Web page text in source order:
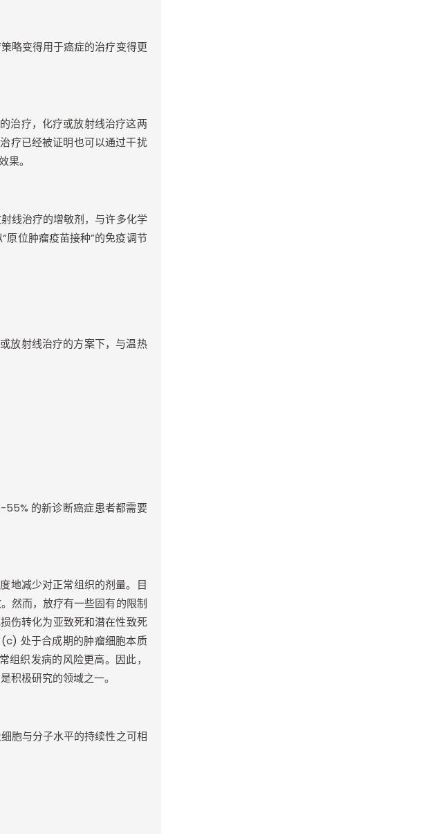
略变得用于癌症的治疗变得更
治疗，化疗或放射线治疗这两
疗已经被证明也可以通过干扰
果。
线治疗的增敏剂，与许多化学
原位肿瘤疫苗接种”的免疫调节
或放射线治疗的方案下，与温热
55% 的新诊断癌症患者都需要
地减少对正常组织的剂量。目
然而，放疗有一些固有的限制
伤转化为亚致死和潜在性致死
(c) 处于合成期的肿瘤细胞本质
织发病的风险更高。因此，
积极研究的领域之一。
胞与分子水平的持续性之可相